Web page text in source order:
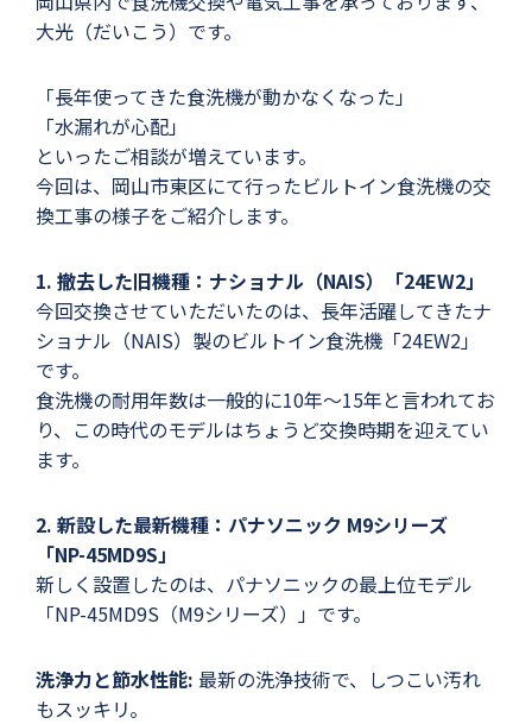
大光（だいこう）です。
「長年使ってきた食洗機が動かなくなった」
「水漏れが心配」
といったご相談が増えています。
今回は、岡山市東区にて行ったビルトイン食洗機の交
換工事の様子をご紹介します。
1. 撤去した旧機種：ナショナル（NAIS）「24EW2」
今回交換させていただいたのは、長年活躍してきたナ
ショナル（NAIS）製のビルトイン食洗機「24EW2」
です。
食洗機の耐用年数は一般的に10年〜15年と言われてお
り、この時代のモデルはちょうど交換時期を迎えてい
ます。
2. 新設した最新機種：パナソニック M9シリーズ
「NP-45MD9S」
新しく設置したのは、パナソニックの最上位モデル
「NP-45MD9S（M9シリーズ）」です。
洗浄力と節水性能: 最新の洗浄技術で、しつこい汚れ
もスッキリ。